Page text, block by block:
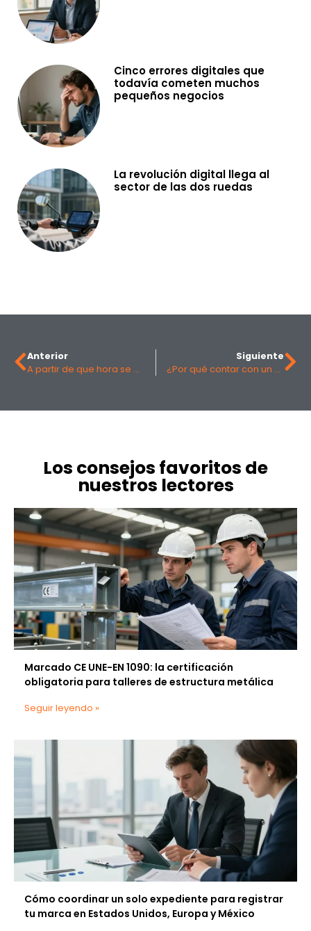
Cinco errores digitales que
todavía cometen muchos
pequeños negocios
La revolución digital llega al
sector de las dos ruedas
Anterior
A partir de que hora se considera nocturnidad y cómo afecta ganar el plus en tu nómina
Siguiente
¿Por qué contar con un Director Financiero Externo puede marcar la diferencia en tu empresa?
Los consejos favoritos de
nuestros lectores
Marcado CE UNE-EN 1090: la certificación
obligatoria para talleres de estructura metálica
Seguir leyendo »
Cómo coordinar un solo expediente para registrar
tu marca en Estados Unidos, Europa y México